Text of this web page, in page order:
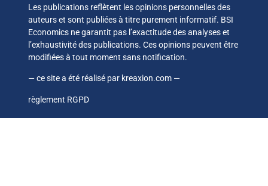
Les publications reflètent les opinions personnelles des
auteurs et sont publiées à titre purement informatif. BSI
Economics ne garantit pas l’exactitude des analyses et
l’exhaustivité des publications. Ces opinions peuvent être
modifiées à tout moment sans notification.
— ce site a été réalisé par kreaxion.com —
règlement RGPD